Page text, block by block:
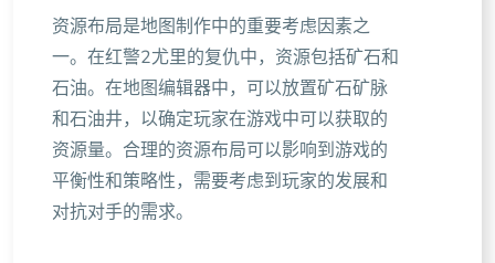
资源布局是地图制作中的重要考虑因素之
一。在红警2尤里的复仇中，资源包括矿石和
石油。在地图编辑器中，可以放置矿石矿脉
和石油井，以确定玩家在游戏中可以获取的
资源量。合理的资源布局可以影响到游戏的
平衡性和策略性，需要考虑到玩家的发展和
对抗对手的需求。